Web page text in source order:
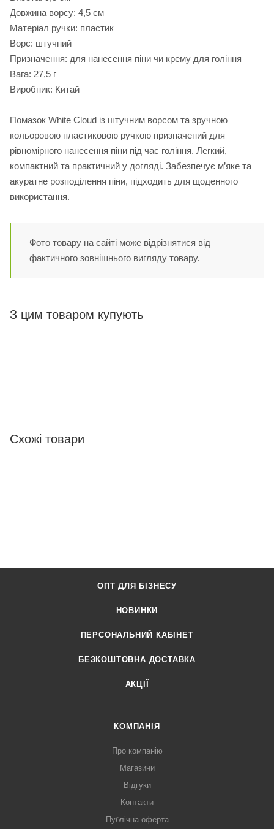
Довжина ворсу: 4,5 см
Матеріал ручки: пластик
Ворс: штучний
Призначення: для нанесення піни чи крему для гоління
Вага: 27,5 г
Виробник: Китай
Помазок White Cloud із штучним ворсом та зручною
кольоровою пластиковою ручкою призначений для
рівномірного нанесення піни під час гоління. Легкий,
компактний та практичний у догляді. Забезпечує м’яке та
акуратне розподілення піни, підходить для щоденного
використання.
Фото товару на сайті може відрізнятися від
фактичного зовнішнього вигляду товару.
З цим товаром купують
Схожі товари
ОПТ ДЛЯ БІЗНЕСУ
НОВИНКИ
ПЕРСОНАЛЬНИЙ КАБІНЕТ
БЕЗКОШТОВНА ДОСТАВКА
АКЦІЇ
КОМПАНІЯ
Про компанію
Магазини
Відгуки
Контакти
Публічна оферта